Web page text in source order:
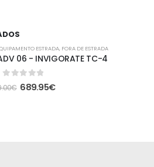
ESTRADA, FORA DE ESTRADA
06 - INVIGORATE TC-4
out of 5
€ 689.95€